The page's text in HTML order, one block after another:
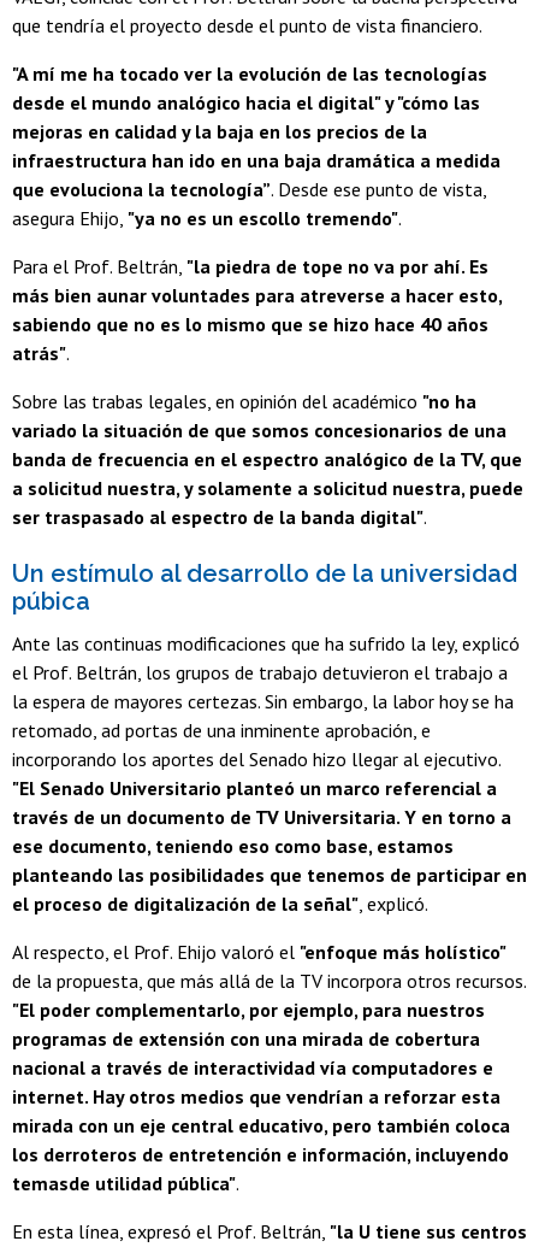
que tendría el proyecto desde el punto de vista financiero.
"A mí me ha tocado ver la evolución de las tecnologías
desde el mundo analógico hacia el digital" y "cómo las
mejoras en calidad y la baja en los precios de la
infraestructura han ido en una baja dramática a medida
que evoluciona la tecnología”. Desde ese punto de vista,
asegura Ehijo, "ya no es un escollo tremendo".
Para el Prof. Beltrán, "la piedra de tope no va por ahí. Es
más bien aunar voluntades para atreverse a hacer esto,
sabiendo que no es lo mismo que se hizo hace 40 años
atrás".
Sobre las trabas legales, en opinión del académico "no ha
variado la situación de que somos concesionarios de una
banda de frecuencia en el espectro analógico de la TV, que
a solicitud nuestra, y solamente a solicitud nuestra, puede
ser traspasado al espectro de la banda digital".
Un estímulo al desarrollo de la universidad
púbica
Ante las continuas modificaciones que ha sufrido la ley, explicó
el Prof. Beltrán, los grupos de trabajo detuvieron el trabajo a
la espera de mayores certezas. Sin embargo, la labor hoy se ha
retomado, ad portas de una inminente aprobación, e
incorporando los aportes del Senado hizo llegar al ejecutivo.
"El Senado Universitario planteó un marco referencial a
través de un documento de TV Universitaria. Y en torno a
ese documento, teniendo eso como base, estamos
planteando las posibilidades que tenemos de participar en
el proceso de digitalización de la señal", explicó.
Al respecto, el Prof. Ehijo valoró el "enfoque más holístico"
de la propuesta, que más allá de la TV incorpora otros recursos.
"El poder complementarlo, por ejemplo, para nuestros
programas de extensión con una mirada de cobertura
nacional a través de interactividad vía computadores e
internet. Hay otros medios que vendrían a reforzar esta
mirada con un eje central educativo, pero también coloca
los derroteros de entretención e información, incluyendo
temasde utilidad pública".
En esta línea, expresó el Prof. Beltrán, "la U tiene sus centros